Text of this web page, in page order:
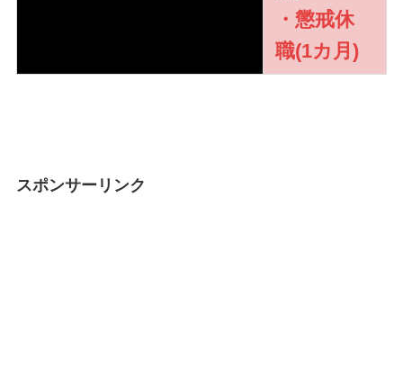
・懲戒休
職(1カ月)
スポンサーリンク